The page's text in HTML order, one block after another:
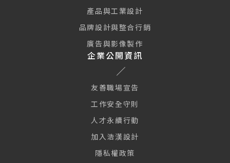
產品與工業設計
品牌設計與整合行銷
廣告與影像製作
企業公開資訊
友善職場宣告
工作安全守則
人才永續行動
加入浩漢設計
隱私權政策